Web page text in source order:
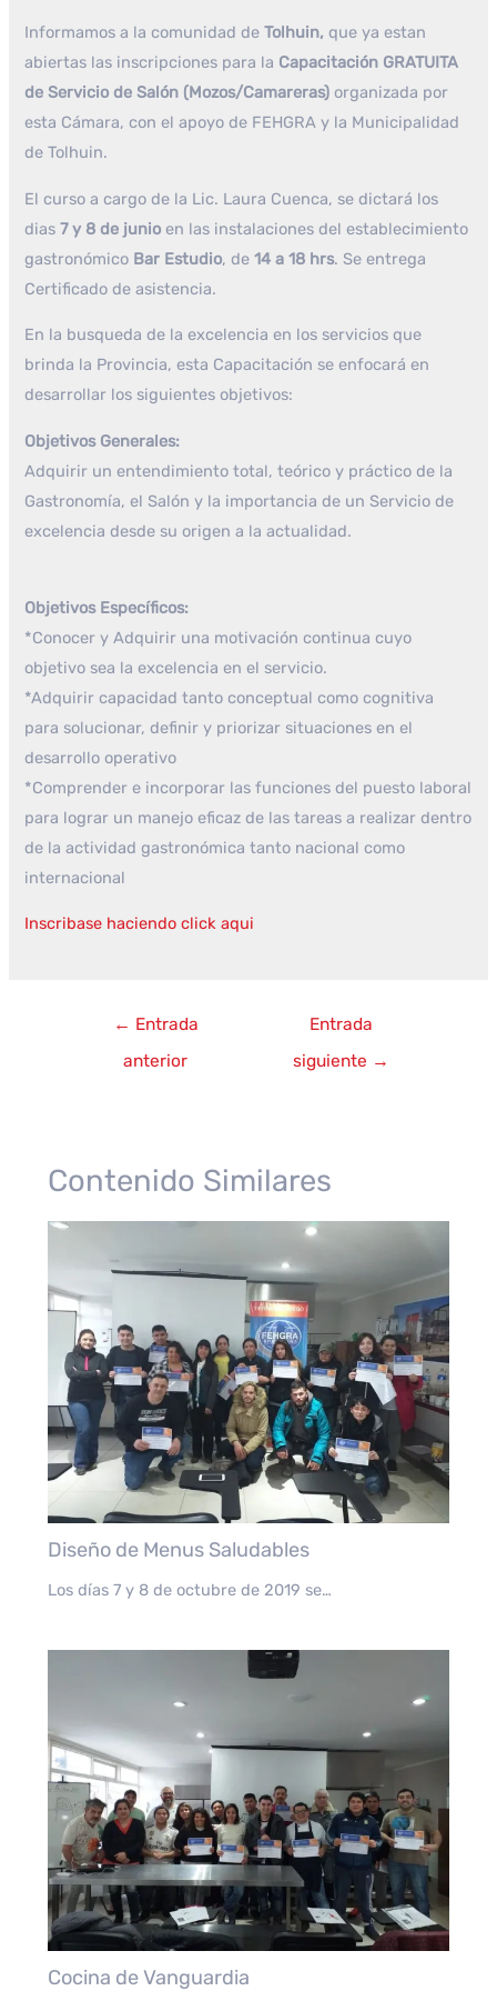
Informamos a la comunidad deTolhuin, que ya estan
abiertas las inscripciones para la Capacitación GRATUITA
de Servicio de Salón (Mozos/Camareras) organizada por
esta Cámara, con el apoyo de FEHGRA y la Municipalidad
de Tolhuin.
El curso a cargo de la Lic. Laura Cuenca, se dictará los
dias 7 y 8 de junioen las instalaciones del establecimiento
gastronómico Bar Estudio, de14 a 18 hrs. Se entrega
Certificado de asistencia.
En la busqueda de la excelencia en los servicios que
brinda la Provincia, esta Capacitación se enfocará en
desarrollar los siguientes objetivos:
Objetivos Generales:
Adquirir un entendimiento total, teórico y práctico de la
Gastronomía, el Salón y la importancia de un Servicio de
excelencia desde su origen a la actualidad.
Objetivos Específicos:
*Conocer y Adquirir una motivación continua cuyo
objetivo sea la excelencia en el servicio.
*Adquirir capacidad tanto conceptual como cognitiva
para solucionar, definir y priorizar situaciones en el
desarrollo operativo
*Comprender e incorporar las funciones del puesto laboral
para lograr un manejo eficaz de las tareas a realizar dentro
de la actividad gastronómica tanto nacional como
internacional
Inscribase haciendo click aqui
Navegación
← Entrada
anterior
Entrada
siguiente →
Contenido Similares
Diseño de Menus Saludables
Los días 7 y 8 de octubre de 2019 se…
Cocina de Vanguardia